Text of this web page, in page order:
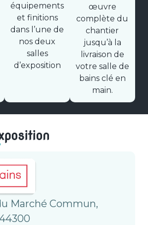
équipements
et finitions
dans l’une de
nos deux
salles
d’exposition
œuvre
complète du
chantier
jusqu’à la
livraison de
votre salle de
bains clé en
main.
Marché Commun,